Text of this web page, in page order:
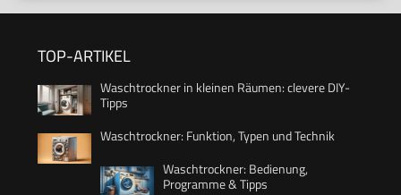
TOP-ARTIKEL
Waschtrockner in kleinen Räumen: clevere DIY-
Tipps
Waschtrockner: Funktion, Typen und Technik
Waschtrockner: Bedienung,
Programme & Tipps